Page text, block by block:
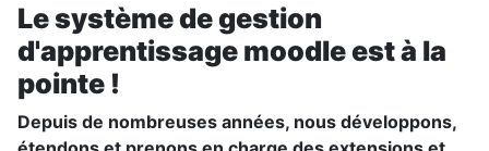
Le système de gestion
d'apprentissage moodle est à la
pointe !
Depuis de nombreuses années, nous développons,